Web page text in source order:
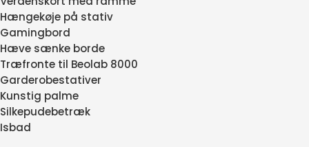
Hængekøje på stativ
Gamingbord
Hæve sænke borde
Træfronte til Beolab 8000
Garderobestativer
Kunstig palme
Silkepudebetræk
Isbad